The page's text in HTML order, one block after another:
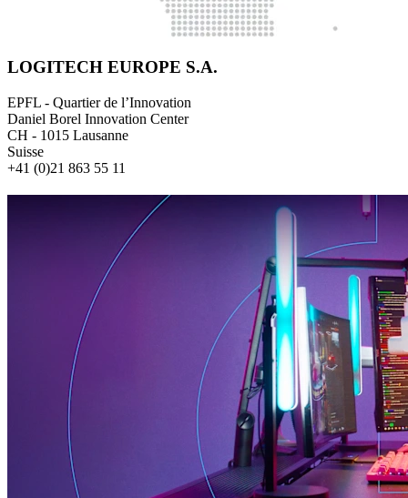
LOGITECH EUROPE S.A.
EPFL - Quartier de l’Innovation
Daniel Borel Innovation Center
CH - 1015 Lausanne
Suisse
+41 (0)21 863 55 11